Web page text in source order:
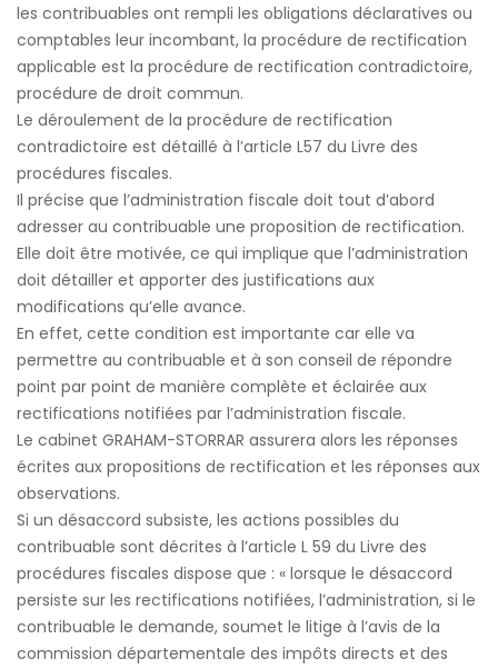
les contribuables ont rempli les obligations déclaratives ou
comptables leur incombant, la procédure de rectification
applicable est la procédure de rectification contradictoire,
procédure de droit commun.
Le déroulement de la procédure de rectification
contradictoire est détaillé à l’article L57 du Livre des
procédures fiscales.
Il précise que l’administration fiscale doit tout d’abord
adresser au contribuable une proposition de rectification.
Elle doit être motivée, ce qui implique que l’administration
doit détailler et apporter des justifications aux
modifications qu’elle avance.
En effet, cette condition est importante car elle va
permettre au contribuable et à son conseil de répondre
point par point de manière complète et éclairée aux
rectifications notifiées par l’administration fiscale.
Le cabinet GRAHAM-STORRAR assurera alors les réponses
écrites aux propositions de rectification et les réponses aux
observations.
Si un désaccord subsiste, les actions possibles du
contribuable sont décrites à l’article L 59 du Livre des
procédures fiscales dispose que : « lorsque le désaccord
persiste sur les rectifications notifiées, l’administration, si le
contribuable le demande, soumet le litige à l’avis de la
commission départementale des impôts directs et des